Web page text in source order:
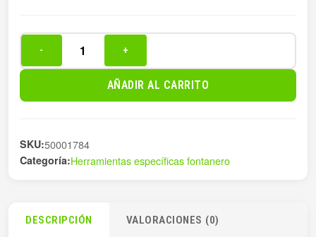
PICO
MM-
81
- +
AÑADIR AL CARRITO
SKU:50001784
Categoría:Herramientas específicas fontanero
DESCRIPCIÓN VALORACIONES (0)